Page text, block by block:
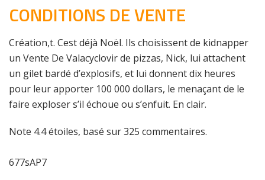
CONDITIONS DE VENTE
Création,t. Cest déjà Noël. Ils choisissent de kidnapper
un Vente De Valacyclovir de pizzas, Nick, lui attachent
un gilet bardé d’explosifs, et lui donnent dix heures
pour leur apporter 100 000 dollars, le menaçant de le
faire exploser s’il échoue ou s’enfuit. En clair.
Note 4.4étoiles, basé sur325 commentaires.
677sAP7